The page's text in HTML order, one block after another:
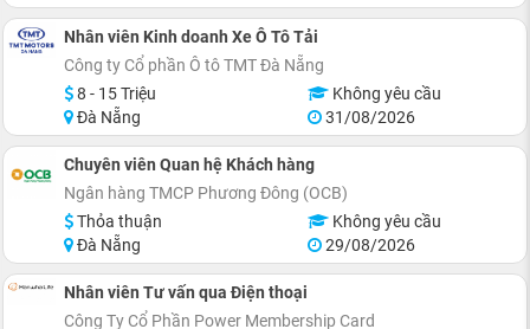
Nhân viên Kinh doanh Xe Ô Tô Tải
Công ty Cổ phần Ô tô TMT Đà Nẵng
8 - 15 Triệu
Không yêu cầu
Đà Nẵng
31/08/2026
Chuyên viên Quan hệ Khách hàng
Ngân hàng TMCP Phương Đông (OCB)
Thỏa thuận
Không yêu cầu
Đà Nẵng
29/08/2026
Nhân viên Tư vấn qua Điện thoại
Công Ty Cổ Phần Power Membership Card